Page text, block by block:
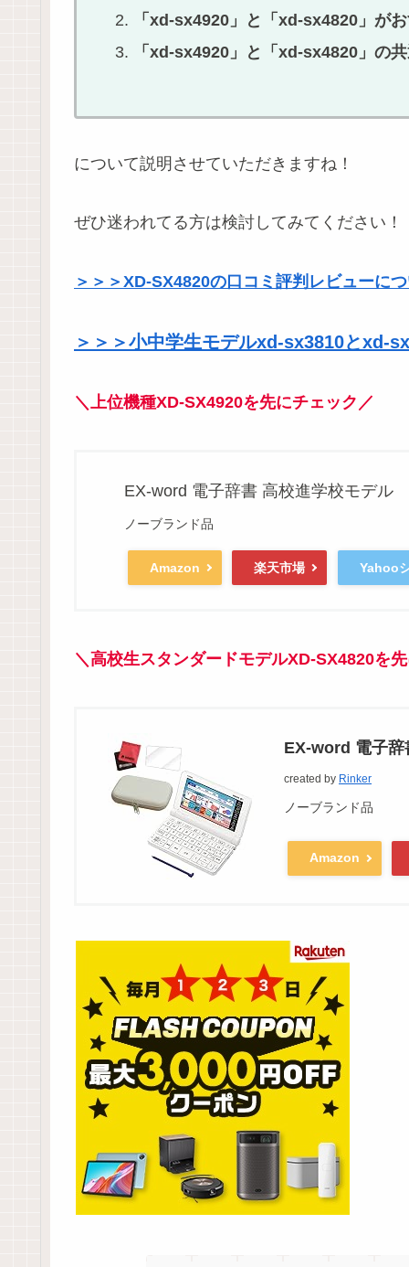
「xd-sx4920」と「xd-sx4820」が
「xd-sx4920」と「xd-sx4820」の
について説明させていただきますね！
ぜひ迷われてる方は検討してみてください！
＞＞＞XD-SX4820の口コミ評判レビューに
＞＞＞小中学生モデルxd-sx3810とxd-
＼上位機種XD-SX4920を先にチェック／
EX-word 電子辞書 高校進学校モデル
ノーブランド品
Amazon 楽天市場 Yahoo
＼高校生スタンダードモデルXD-SX4820を
EX-word 電子辞
created by Rinker
ノーブランド品
Amazon